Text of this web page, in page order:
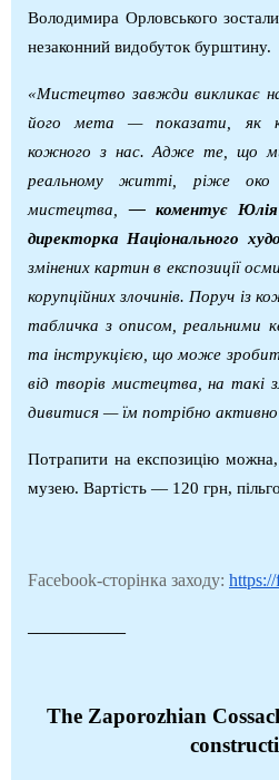
Володимира Орловського
незаконний видобуток бурштину.
«Мистецтво завжди викликає
його мета — показати, як
кожного з нас. Адже те, що
реальному житті, ріже око
мистецтва,— коментує Юлія
директорка Національного
змінених картин в експозиції
корупційних злочинів. Поруч із
табличка з описом, реальними
та інструкцією, що може
від творів мистецтва, на такі
дивитися — їм потрібно
Потрапити на експозицію
музею. Вартість — 120 грн,
Facebook-сторінка заходу: https://
The Zaporozhian